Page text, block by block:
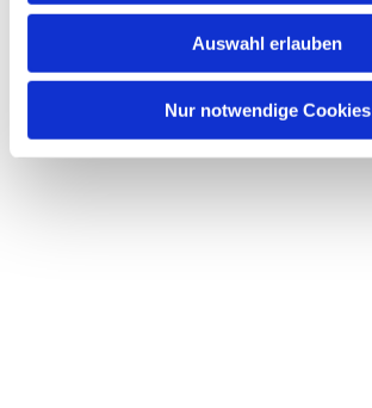
Auswahl erlauben
Nur notwendige Cookies